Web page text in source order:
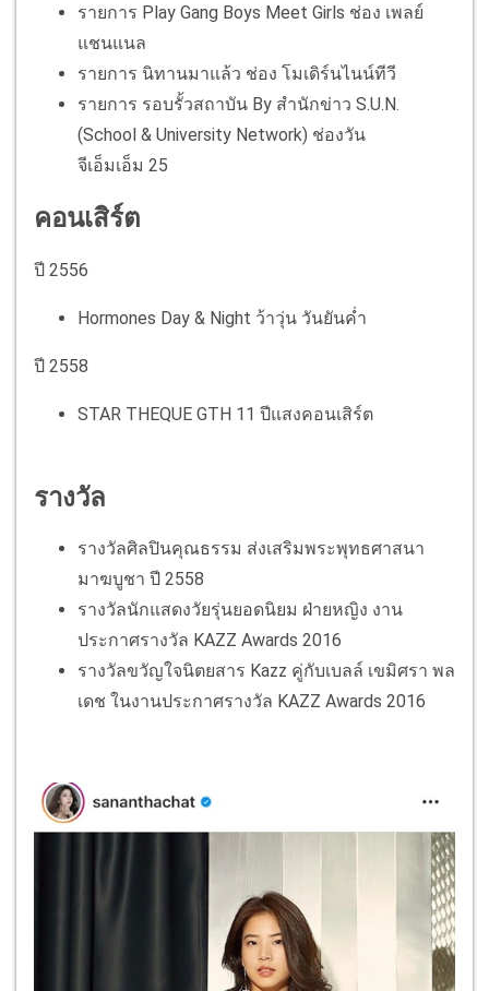
รายการ Play Gang Boys Meet Girls ช่อง เพลย์
แชนแนล
รายการ นิทานมาแล้ว ช่อง โมเดิร์นไนน์ทีวี
รายการ รอบรั้วสถาบัน By สำนักข่าว S.U.N.
(School & University Network) ช่องวัน
จีเอ็มเอ็ม 25
คอนเสิร์ต
ปี 2556
Hormones Day & Night ว้าวุ่น วันยันค่ำ
ปี 2558
STAR THEQUE GTH 11 ปีแสงคอนเสิร์ต
รางวัล
รางวัลศิลปินคุณธรรม ส่งเสริมพระพุทธศาสนา
มาฆบูชา ปี 2558
รางวัลนักแสดงวัยรุ่นยอดนิยม ฝ่ายหญิง งาน
ประกาศรางวัล KAZZ Awards 2016
รางวัลขวัญใจนิตยสาร Kazz คู่กับเบลล์ เขมิศรา พล
เดช ในงานประกาศรางวัล KAZZ Awards 2016